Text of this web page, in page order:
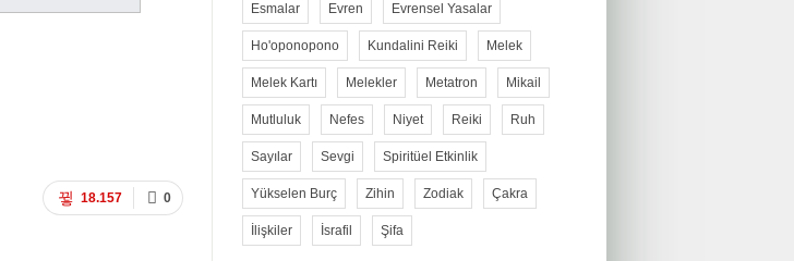
0
18.157
Esmalar Evren Evrensel Yasalar
Ho'oponopono Kundalini Reiki Melek
Melek Kartı Melekler Metatron Mikail
Mutluluk Nefes Niyet Reiki Ruh
Sayılar Sevgi Spiritüel Etkinlik
Yükselen Burç Zihin Zodiak Çakra
İlişkiler İsrafil Şifa